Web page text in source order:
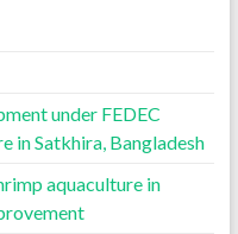
under FEDEC
in Satkhira, Bangladesh
aquaculture in